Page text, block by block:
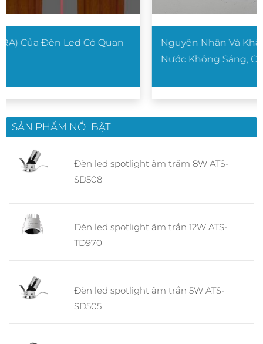
Nguyên Nhân Và Khắc Phục Lỗi Đèn Âm Nước
SẢN PHẨM NỔI BẬT
Đèn led spotlight âm trầm 8W ATS-
SD508
Đèn led spotlight âm trần 12W ATS-
TD970
Đèn led spotlight âm trần 5W ATS-
SD505